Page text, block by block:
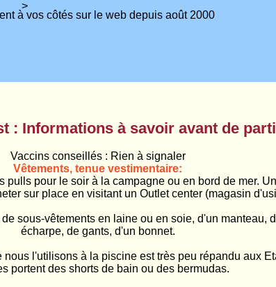
>
: Informations à savoir avant de
Vaccins conseillés : Rien à signaler
Vêtements, tenue vestimentaire:
pulls pour le soir à la campagne ou en bord de mer.
sur place en visitant un Outlet center (magasin
sous-vêtements en laine ou en soie, d'un manteau,
écharpe, de gants, d'un bonnet.
l'utilisons à la piscine est très peu répandu aux
portent des shorts de bain ou des bermudas.
côtés sur le web depuis août 2000